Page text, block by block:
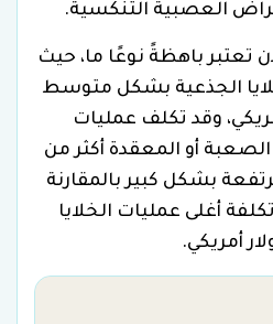
العصبية التنكسية.
تعتبر باهظةً نوعًا ما، حيث
الجذعية بشكل متوسط
دولار أمريكي، وقد تكلف عمليات
الصعبة أو المعقدة أكثر من
بشكل كبير بالمقارنة
أغلى عمليات الخلايا